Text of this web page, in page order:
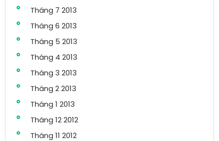
Tháng 7 2013
Tháng 6 2013
Tháng 5 2013
Tháng 4 2013
Tháng 3 2013
Tháng 2 2013
Tháng 1 2013
Tháng 12 2012
Tháng 11 2012